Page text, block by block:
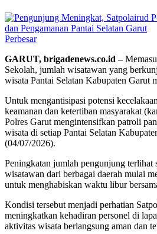
Perbesar
GARUT, brigadenews.co.id –
Sekolah, jumlah wisatawan yang
wisata Pantai Selatan Kabupaten Garut
Untuk mengantisipasi potensi
keamanan dan ketertiban masyarakat
Polres Garut mengintensifkan patroli
wisata di setiap Pantai Selatan
(04/07/2026).
Peningkatan jumlah pengunjung terlihat
wisatawan dari berbagai daerah mulai
untuk menghabiskan waktu libur
Kondisi tersebut menjadi perhatian
meningkatkan kehadiran personel di
aktivitas wisata berlangsung aman dan